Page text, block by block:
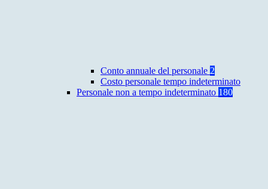
Conto annuale del personale 2
Costo personale tempo indeterminato
Personale non a tempo indeterminato 180